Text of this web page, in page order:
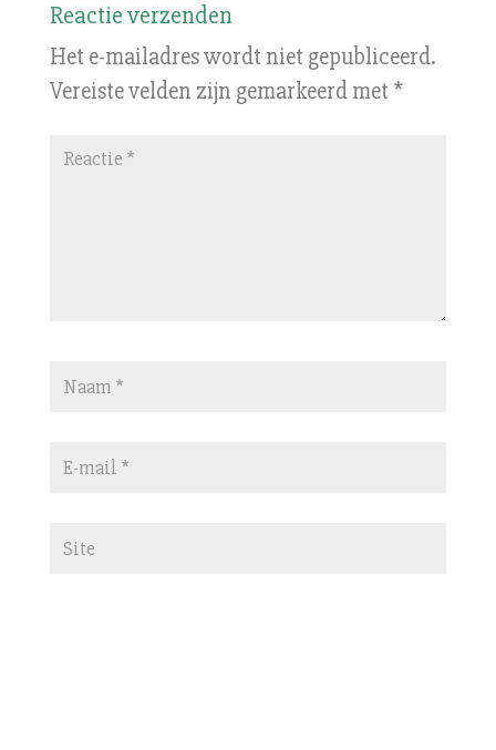
Reactie verzenden
Het e-mailadres wordt niet gepubliceerd.
Vereiste velden zijn gemarkeerd met *